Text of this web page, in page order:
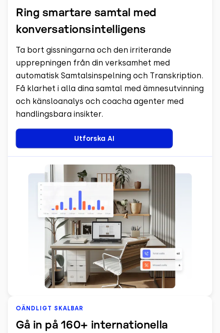
Ring smartare samtal med
konversationsintelligens
Ta bort gissningarna och den irriterande
upprepningen från din verksamhet med
automatisk Samtalsinspelning och Transkription.
Få klarhet i alla dina samtal med ämnesutvinning
och känsloanalys och coacha agenter med
handlingsbara insikter.
Utforska AI
OÄNDLIGT SKALBAR
Gå in på 160+ internationella